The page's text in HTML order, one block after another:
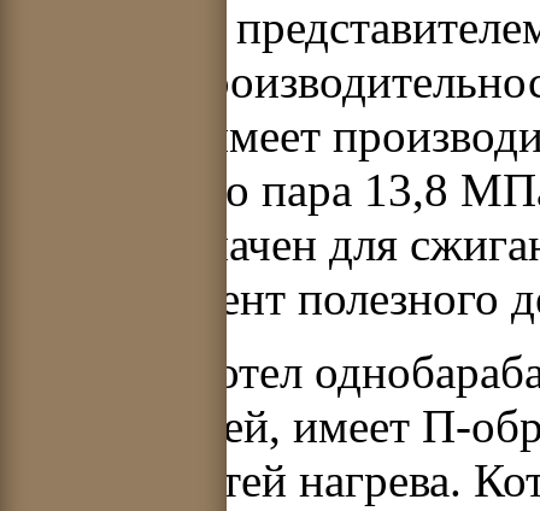
Типичным
средней
2.11). Он имеет
перегретого пара 13,8
и предназначен для
Коэффициент полезного
Паровой котел
циркуляцией, имеет П-
поверхностей нагрева.